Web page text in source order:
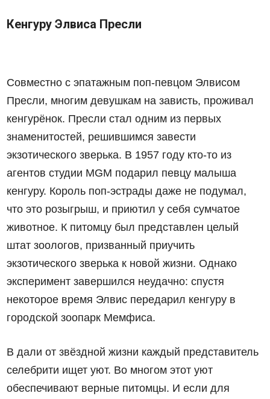
Кенгуру Элвиса Пресли
Совместно с эпатажным поп-певцом Элвисом
Пресли, многим девушкам на зависть, проживал
кенгурёнок. Пресли стал одним из первых
знаменитостей, решившимся завести
экзотического зверька. В 1957 году кто-то из
агентов студии MGM подарил певцу малыша
кенгуру. Король поп-эстрады даже не подумал,
что это розыгрыш, и приютил у себя сумчатое
животное. К питомцу был представлен целый
штат зоологов, призванный приучить
экзотического зверька к новой жизни. Однако
эксперимент завершился неудачно: спустя
некоторое время Элвис передарил кенгуру в
городской зоопарк Мемфиса.
В дали от звёздной жизни каждый представитель
селебрити ищет уют. Во многом этот уют
обеспечивают верные питомцы. И если для